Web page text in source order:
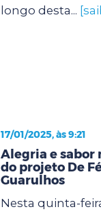
longo desta...
17/01/2025, às 9:21
Alegria e sabor
do projeto De
Guarulhos
Nesta quinta-